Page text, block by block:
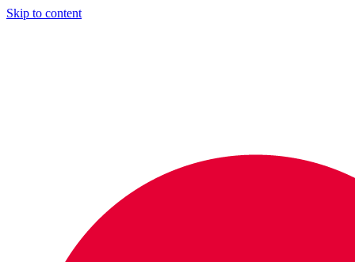
Skip to content